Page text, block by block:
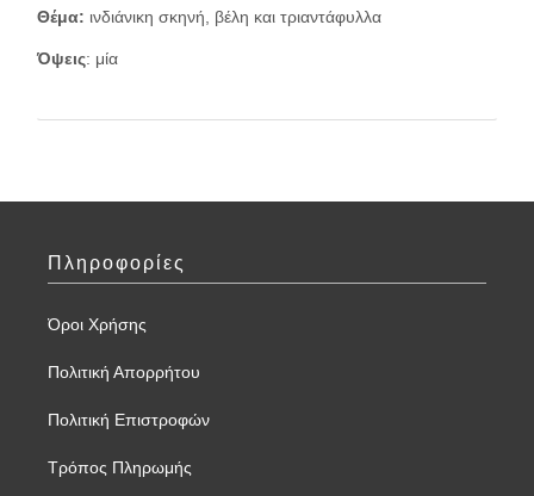
Θέμα: ινδιάνικη σκηνή, βέλη και τριαντάφυλλα
Όψεις: μία
Πληροφορίες
Όροι Χρήσης
Πολιτική Απορρήτου
Πολιτική Επιστροφών
Τρόπος Πληρωμής